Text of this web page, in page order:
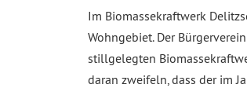
Im Biomassekraftwerk
Wohngebiet. Der
stillgelegten
daran zweifeln, dass der im